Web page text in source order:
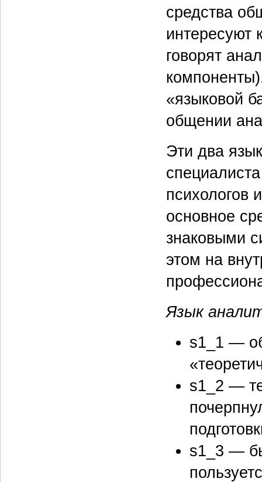
средства
интересуют
говорят
«языковой
общении
Эти два
психологов
основное
знаковыми
этом на
Язык
s1_1 —
s1_2 —
s1_3 —